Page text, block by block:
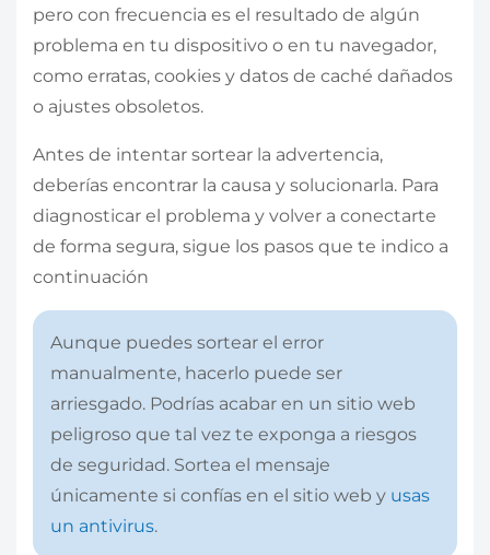
pero con frecuencia es el resultado de algún
problema en tu dispositivo o en tu navegador,
como erratas, cookies y datos de caché dañados
o ajustes obsoletos.
Antes de intentar sortear la advertencia,
deberías encontrar la causa y solucionarla. Para
diagnosticar el problema y volver a conectarte
de forma segura, sigue los pasos que te indico a
continuación
Aunque puedes sortear el error
manualmente, hacerlo puede ser
arriesgado. Podrías acabar en un sitio web
peligroso que tal vez te exponga a riesgos
de seguridad. Sortea el mensaje
únicamente si confías en el sitio web y usas
un antivirus.